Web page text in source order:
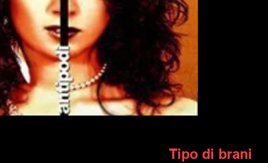
Tipo di brani